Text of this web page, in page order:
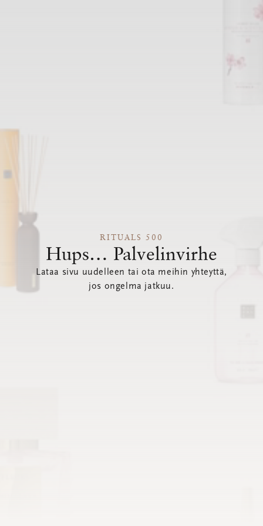
RITUALS 500
Hups… Palvelinvirhe
Lataa sivu uudelleen tai ota meihin yhteyttä,
jos ongelma jatkuu.